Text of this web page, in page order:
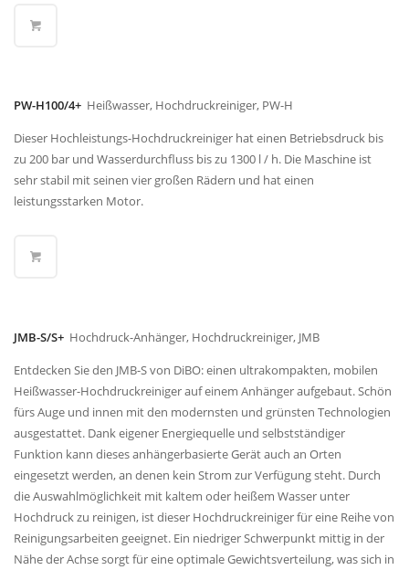
PW-H100/4+ Heißwasser, Hochdruckreiniger, PW-H
Dieser Hochleistungs-Hochdruckreiniger hat einen Betriebsdruck bis
zu 200 bar und Wasserdurchfluss bis zu 1300 l / h. Die Maschine ist
sehr stabil mit seinen vier großen Rädern und hat einen
leistungsstarken Motor.
JMB-S/S+ Hochdruck-Anhänger, Hochdruckreiniger, JMB
Entdecken Sie den JMB-S von DiBO: einen ultrakompakten, mobilen
Heißwasser-Hochdruckreiniger auf einem Anhänger aufgebaut. Schön
fürs Auge und innen mit den modernsten und grünsten Technologien
ausgestattet. Dank eigener Energiequelle und selbstständiger
Funktion kann dieses anhängerbasierte Gerät auch an Orten
eingesetzt werden, an denen kein Strom zur Verfügung steht. Durch
die Auswahlmöglichkeit mit kaltem oder heißem Wasser unter
Hochdruck zu reinigen, ist dieser Hochdruckreiniger für eine Reihe von
Reinigungsarbeiten geeignet. Ein niedriger Schwerpunkt mittig in der
Nähe der Achse sorgt für eine optimale Gewichtsverteilung, was sich in